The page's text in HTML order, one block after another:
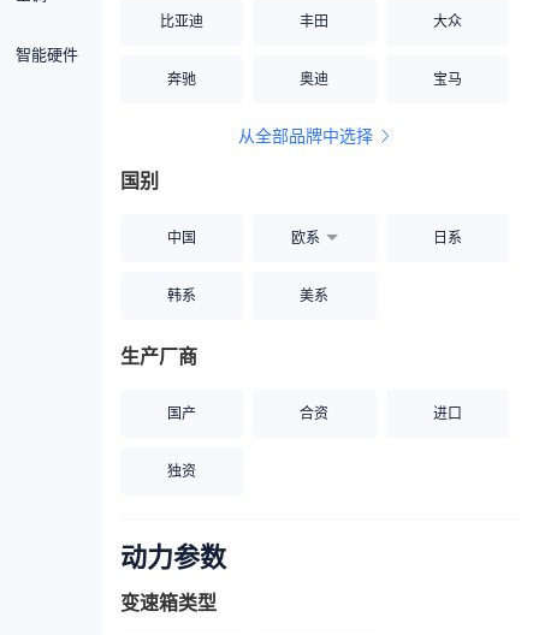
智能硬件
比亚迪 丰田 大众
奔驰 奥迪 宝马
从全部品牌中选择
国别
中国 欧系 日系
韩系 美系
生产厂商
国产 合资 进口
独资
动力参数
变速箱类型